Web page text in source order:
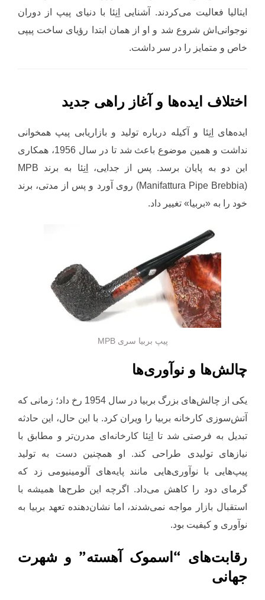
ایتالیا فعالیت می‌کردند. آشنایی اِنِئا با دنیای پیپ از دوران
نوجوانی‌اش شروع شد و او از همان ابتدا رؤیای ساخت پیپی
خاص و متمایز را در سر داشت.
اختلاف ایده‌ها و آغاز راهی جدید
ایده‌های اِنِئا و آکیله درباره تولید و بازاریابی پیپ همخوانی
نداشت و همین موضوع باعث شد تا در سال 1956، همکاری
این دو به پایان برسد. پس از جدایی، اِنِئا به برند MPB
(Manifattura Pipe Brebbia) روی آورد و پس از مدتی، برند
خود را به «بربیا» تغییر داد.
پیپ بربیا سری MPB
چالش‌ها و نوآوری‌ها
یکی از چالش‌های بزرگ بربیا در سال 1954 رخ داد؛ زمانی که
آتش‌سوزی کارخانه بربیا را ویران کرد. با این حال، این حادثه
تبدیل به فرصتی شد تا اِنِئا کارخانه‌ای مدرن‌تر و مطابق با
نیازهای تولیدی طراحی کند. او همچنین دست به تولید
پیپ‌هایی با نوآوری‌هایی مانند پایه‌های آلومینیومی زد که
گرمای دود را کاهش می‌داد. اگرچه این طرح‌ها همیشه با
استقبال بازار مواجه نمی‌شدند، اما نشان‌دهنده تعهد بربیا به
نوآوری و کیفیت بود.
رقابت‌های “اسموک آهسته” و شهرت
جهانی